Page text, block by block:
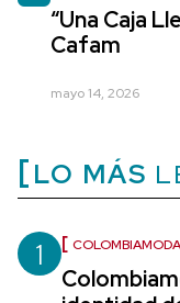
“Una Caja
Cafam
mayo 14, 2026
LO MÁS
1